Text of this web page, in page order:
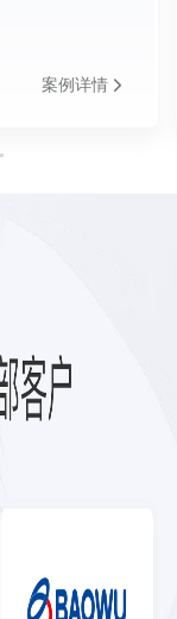
案例详情